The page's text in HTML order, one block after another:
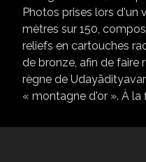
Photos prises lors d'un
mètres sur 150,
reliefs en cartouches
de bronze, afin de faire
règne de
« montagne d'or ». À la